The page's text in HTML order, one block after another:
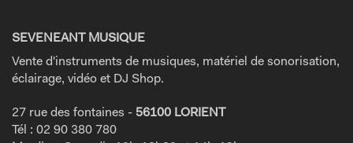
SEVENEANT MUSIQUE
Vente d'instruments de musiques, matériel de sonorisation,
éclairage, vidéo et DJ Shop.
27 rue des fontaines - 56100 LORIENT
Tél : 02 90 380 780